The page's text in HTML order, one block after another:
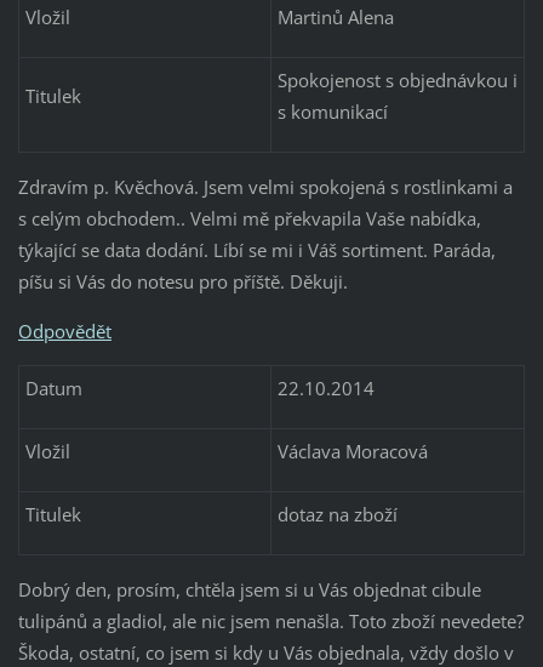
Vložil Martinů Alena
Titulek
Spokojenost s objednávkou i
s komunikací
Zdravím p. Kvěchová. Jsem velmi spokojená s rostlinkami a
s celým obchodem.. Velmi mě překvapila Vaše nabídka,
týkající se data dodání. Líbí se mi i Váš sortiment. Paráda,
píšu si Vás do notesu pro příště. Děkuji.
Odpovědět
Datum 22.10.2014
Vložil Václava Moracová
Titulek dotaz na zboží
Dobrý den, prosím, chtěla jsem si u Vás objednat cibule
tulipánů a gladiol, ale nic jsem nenašla. Toto zboží nevedete?
Škoda, ostatní, co jsem si kdy u Vás objednala, vždy došlo v